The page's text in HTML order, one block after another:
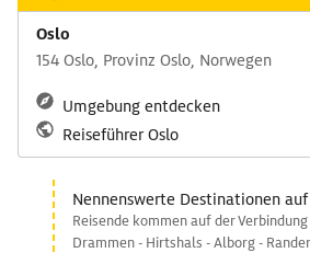
Oslo
154 Oslo, Provinz Oslo, Norwegen
Umgebung entdecken
Reiseführer Oslo
Nennenswerte Destinationen
Reisende kommen auf der
Drammen - Hirtshals - Alborg -